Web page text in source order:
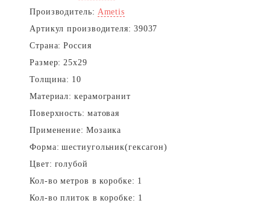
Производитель: Ametis
Артикул производителя: 39037
Страна: Россия
Размер: 25x29
Толщина: 10
Материал: керамогранит
Поверхность: матовая
Применение: Мозаика
Форма: шестиугольник(гексагон)
Цвет: голубой
Кол-во метров в коробке: 1
Кол-во плиток в коробке: 1